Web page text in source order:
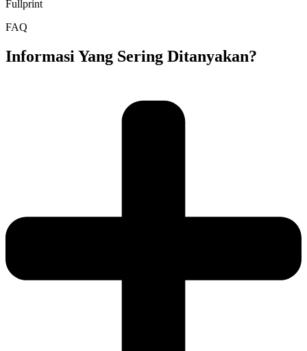
Fullprint
FAQ
Informasi Yang Sering Ditanyakan?